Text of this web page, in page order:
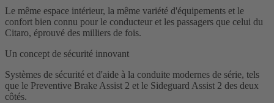
Le même espace intérieur, la même variété d'équipements et le
confort bien connu pour le conducteur et les passagers que celui du
Citaro, éprouvé des milliers de fois.
Un concept de sécurité innovant
Systèmes de sécurité et d'aide à la conduite modernes de série, tels
que le Preventive Brake Assist 2 et le Sideguard Assist 2 des deux
côtés.